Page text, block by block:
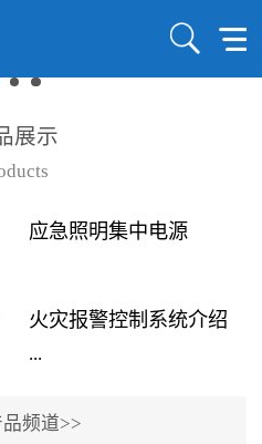
展示
应急照明集中电源
火灾报警控制系统介绍
...
频道>>